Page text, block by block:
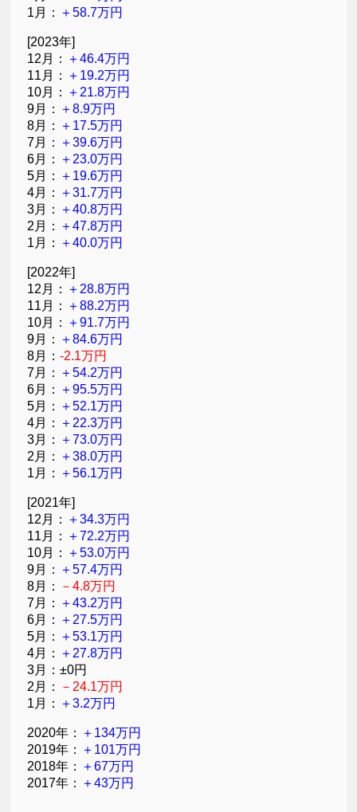
1月： ＋58.7万円
[2023年]
12月： ＋46.4万円
11月： ＋19.2万円
10月： ＋21.8万円
9月： ＋8.9万円
8月： ＋17.5万円
7月： ＋39.6万円
6月： ＋23.0万円
5月： ＋19.6万円
4月： ＋31.7万円
3月： ＋40.8万円
2月： ＋47.8万円
1月： ＋40.0万円
[2022年]
12月： ＋28.8万円
11月： ＋88.2万円
10月： ＋91.7万円
9月： ＋84.6万円
8月：-2.1万円
7月： ＋54.2万円
6月： ＋95.5万円
5月： ＋52.1万円
4月： ＋22.3万円
3月： ＋73.0万円
2月： ＋38.0万円
1月： ＋56.1万円
[2021年]
12月： ＋34.3万円
11月： ＋72.2万円
10月： ＋53.0万円
9月： ＋57.4万円
8月：
－4.8万円
7月： ＋43.2万円
6月： ＋27.5万円
5月： ＋53.1万円
4月： ＋27.8万円
3月：±0円
2月：
－24.1万円
1月： ＋3.2万円
2020年： ＋134万円
2019年： ＋101万円
2018年： ＋67万円
2017年： ＋43万円